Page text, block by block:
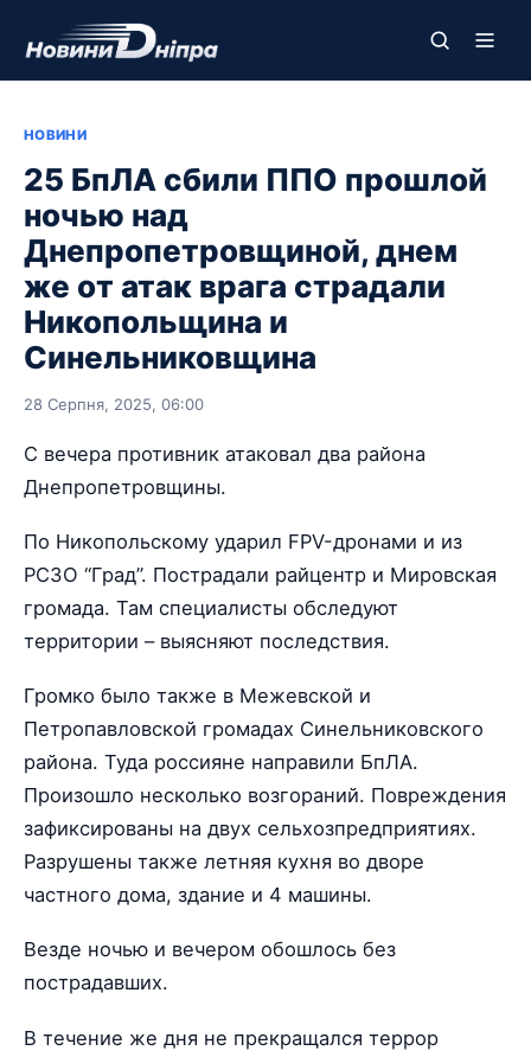
НОВИНИ
25 БпЛА сбили ППО прошлой
ночью над
Днепропетровщиной, днем
же от атак врага страдали
Никопольщина и
Синельниковщина
28 Серпня, 2025, 06:00
С вечера противник атаковал два района
Днепропетровщины.
По Никопольскому ударил FPV-дронами и из
РСЗО “Град”. Пострадали райцентр и Мировская
громада. Там специалисты обследуют
территории – выясняют последствия.
Громко было также в Межевской и
Петропавловской громадах Синельниковского
района. Туда россияне направили БпЛА.
Произошло несколько возгораний. Повреждения
зафиксированы на двух сельхозпредприятиях.
Разрушены также летняя кухня во дворе
частного дома, здание и 4 машины.
Везде ночью и вечером обошлось без
пострадавших.
В течение же дня не прекращался террор